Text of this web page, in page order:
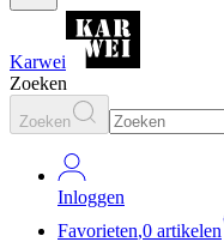
Karwei
Zoeken
Zoeken
Inloggen
Favorieten,0 artikelen